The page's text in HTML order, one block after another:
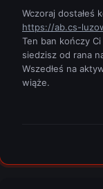
Wczoraj dostałeś
https://ab.cs-
Ten ban kończy
siedzisz od rana
Wszedłeś na
wiąże.